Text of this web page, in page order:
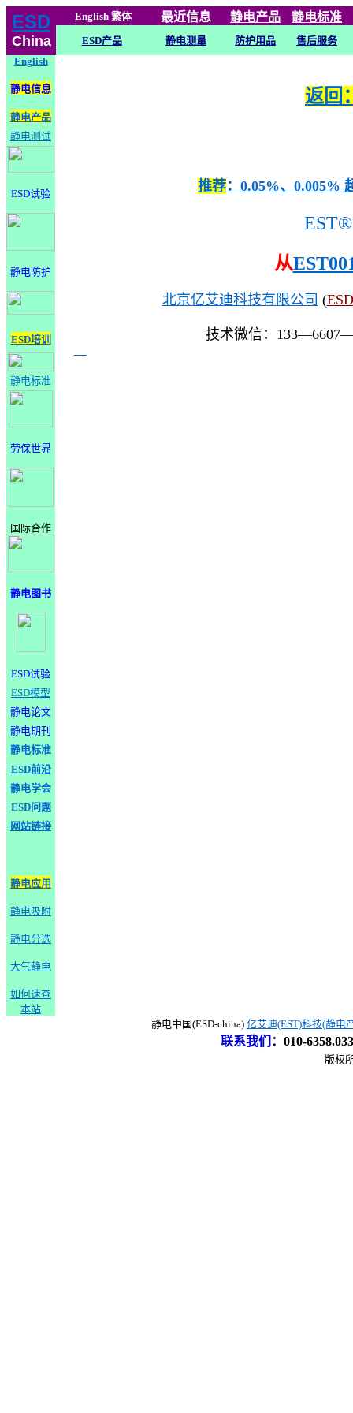
ESD
China
English 繁体 最近信息 静电产品 静电标准
ESD产品 静电测量 防护用品
售后服务
English
静电信息
静电产品
静电测试
ESD试验
静电防护
ESD培训
静电标准
劳保世界
国际合作
静电图书
ESD试验
ESD模型
静电论文
静电期刊
静电标准
ESD前沿
静电学会
ESD问题
网站链接
静电应用
静电吸附
静电分选
大气静电
如何速查
本站
返回
推荐：0.05%、0.005%
EST®
从
北京亿艾迪科技有限公司 (
技术微信：
静电中国(ESD-china) 亿艾迪(EST)科技(静电
联系我们 ： 010-
版权